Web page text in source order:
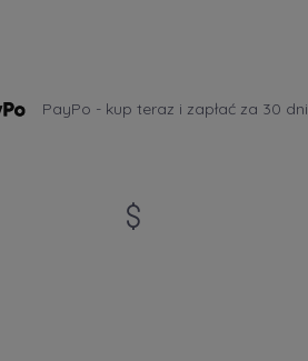
PayPo - kup teraz i zapłać za 30 dni